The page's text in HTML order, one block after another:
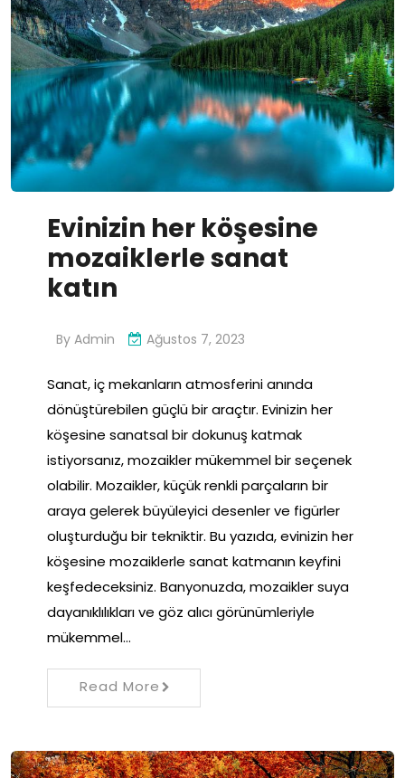
Evinizin her köşesine
mozaiklerle sanat
katın
By Admin Ağustos 7, 2023
Sanat, iç mekanların atmosferini anında
dönüştürebilen güçlü bir araçtır. Evinizin her
köşesine sanatsal bir dokunuş katmak
istiyorsanız, mozaikler mükemmel bir seçenek
olabilir. Mozaikler, küçük renkli parçaların bir
araya gelerek büyüleyici desenler ve figürler
oluşturduğu bir tekniktir. Bu yazıda, evinizin her
köşesine mozaiklerle sanat katmanın keyfini
keşfedeceksiniz. Banyonuzda, mozaikler suya
dayanıklılıkları ve göz alıcı görünümleriyle
mükemmel…
Read More